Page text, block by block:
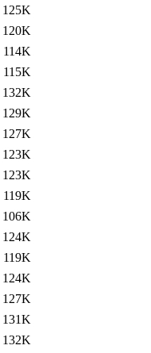
125K
120K
114K
115K
132K
129K
127K
123K
123K
119K
106K
124K
119K
124K
127K
131K
132K